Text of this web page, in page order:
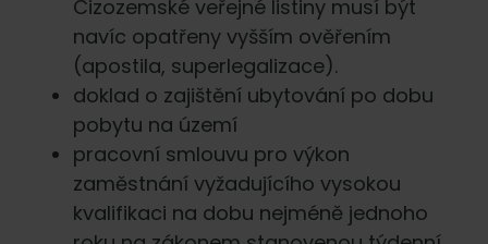
Cizozemské veřejné listiny musí být
navíc opatřeny vyšším ověřením
(apostila, superlegalizace).
doklad o zajištění ubytování po dobu
pobytu na území
pracovní smlouvu pro výkon
zaměstnání vyžadujícího vysokou
kvalifikaci na dobu nejméně jednoho